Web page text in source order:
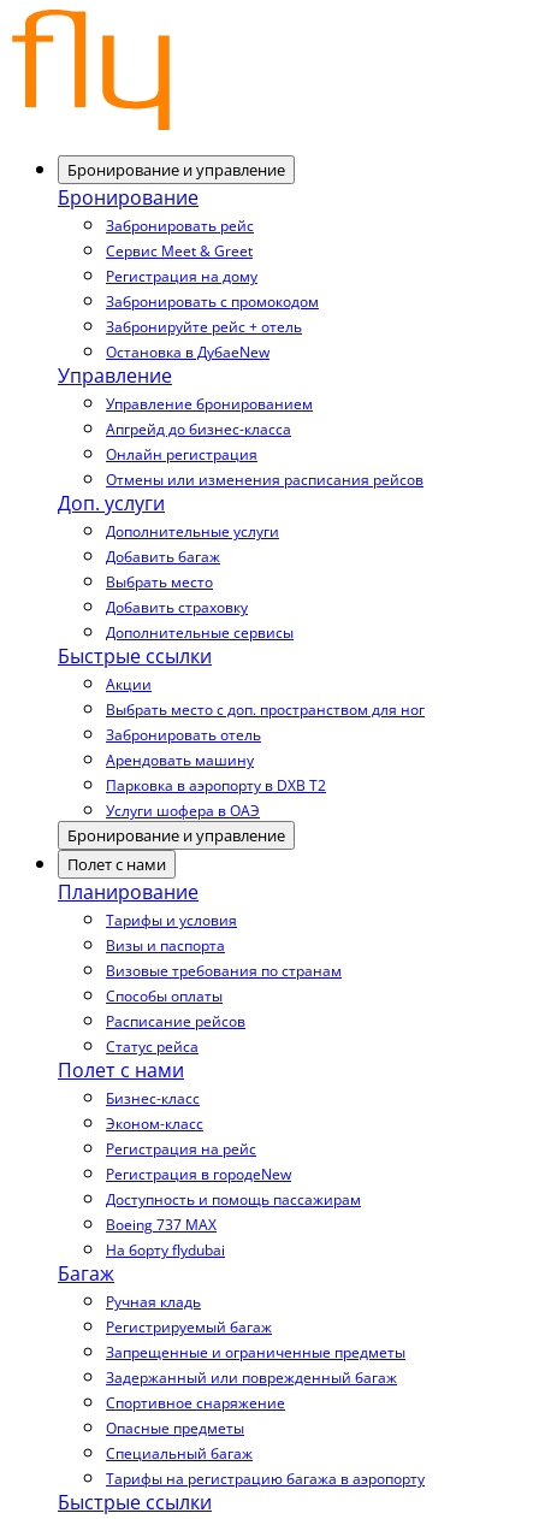
Бронирование и управление
Бронирование
Забронировать рейс
Сервис Meet & Greet
Регистрация на дому
Забронировать с промокодом
Забронируйте рейс + отель
Остановка в ДубаеNew
Управление
Управление бронированием
Апгрейд до бизнес-класса
Онлайн регистрация
Отмены или изменения расписания рейсов
Доп. услуги
Дополнительные услуги
Добавить багаж
Выбрать место
Добавить страховку
Дополнительные сервисы
Быстрые ссылки
Акции
Выбрать место с доп. пространством для ног
Забронировать отель
Арендовать машину
Парковка в аэропорту в DXB T2
Услуги шофера в ОАЭ
Бронирование и управление
Полет с нами
Планирование
Тарифы и условия
Визы и паспорта
Визовые требования по странам
Способы оплаты
Расписание рейсов
Статус рейса
Полет с нами
Бизнес-класс
Эконом-класс
Регистрация на рейс
Регистрация в городеNew
Доступность и помощь пассажирам
Boeing 737 MAX
На борту flydubai
Багаж
Ручная кладь
Регистрируемый багаж
Запрещенные и ограниченные предметы
Задержанный или поврежденный багаж
Спортивное снаряжение
Опасные предметы
Специальный багаж
Тарифы на регистрацию багажа в аэропорту
Быстрые ссылки